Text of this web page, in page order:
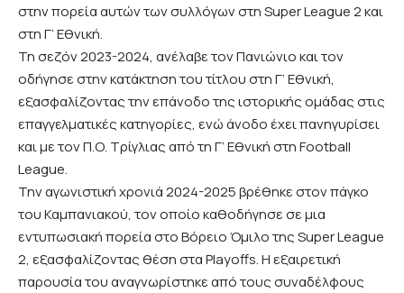
στην πορεία αυτών των συλλόγων στη Super League 2 και
στη Γ’ Εθνική.
Τη σεζόν 2023-2024, ανέλαβε τον Πανιώνιο και τον
οδήγησε στην κατάκτηση του τίτλου στη Γ’ Εθνική,
εξασφαλίζοντας την επάνοδο της ιστορικής ομάδας στις
επαγγελματικές κατηγορίες, ενώ άνοδο έχει πανηγυρίσει
και με τον Π.Ο. Τρίγλιας από τη Γ’ Εθνική στη Football
League.
Την αγωνιστική χρονιά 2024-2025 βρέθηκε στον πάγκο
του Καμπανιακού, τον οποίο καθοδήγησε σε μια
εντυπωσιακή πορεία στο Βόρειο Όμιλο της Super League
2, εξασφαλίζοντας θέση στα Playoffs. Η εξαιρετική
παρουσία του αναγνωρίστηκε από τους συναδέλφους